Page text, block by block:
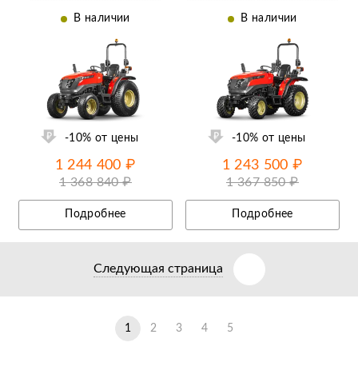
13,6х16 (с ПСМ)
В наличии
-10% от цены
1 244 400 ₽
1 368 840 ₽
Подробнее
R12 / 280/70 R16 (с
В наличии
Ещё 10 фотографий
-10% от цены
1 243 500 ₽
1 367 850 ₽
Подробнее
Следующая страница
1 2 3 4 5